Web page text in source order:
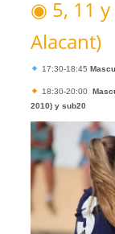
◉ 5, 11 y
Alacant)
17:30-18:45
18:30-20:00
2010) y sub20